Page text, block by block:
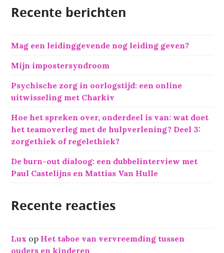
e
a
a
:
Recente berichten
Mag een leidinggevende nog leiding geven?
Mijn impostersyndroom
Psychische zorg in oorlogstijd: een online
uitwisseling met Charkiv
Hoe het spreken over, onderdeel is van: wat doet
het teamoverleg met de hulpverlening? Deel 3:
zorgethiek of regelethiek?
De burn-out dialoog: een dubbelinterview met
Paul Castelijns en Mattias Van Hulle
Recente reacties
Lux op Het taboe van vervreemding tussen
ouders en kinderen